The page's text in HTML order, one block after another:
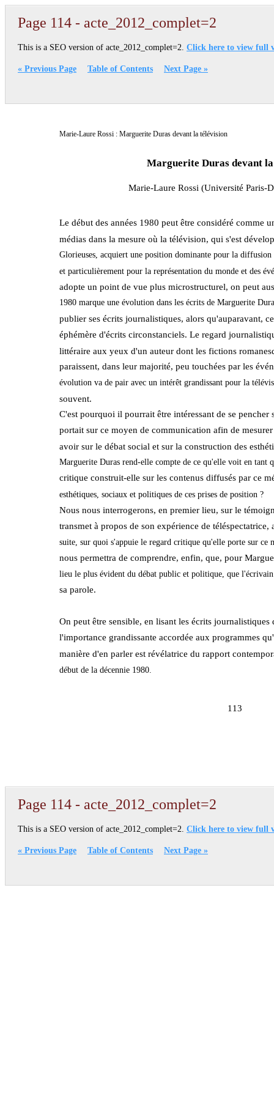
Page 114 - acte_2012_complet=2
This is a SEO version of acte_2012_complet=2. Click here to view full
« Previous Page Table of Contents Next Page »
Page 114 - acte_2012_complet=2
This is a SEO version of acte_2012_complet=2. Click here to view full
« Previous Page Table of Contents Next Page »
Marie-Laure Rossi : Marguerite Duras devant la télévision
113
Marguerite Duras devant
Marie-Laure Rossi (Université Paris-
Le début des années 1980 peut être considéré comme
médias dans la mesure où la télévision, qui s'est
Glorieuses, acquiert une position dominante pour la diffusion
et particulièrement pour la représentation du monde et des
adopte un point de vue plus microstructurel, on peut
1980 marque une évolution dans les écrits de Marguerite
publier ses écrits journalistiques, alors qu'auparavant,
éphémère d'écrits circonstanciels. Le regard
littéraire aux yeux d'un auteur dont les fictions
paraissent, dans leur majorité, peu touchées par les
évolution va de pair avec un intérêt grandissant pour la
souvent.
C'est pourquoi il pourrait être intéressant de se
portait sur ce moyen de communication afin de
avoir sur le débat social et sur la construction des
Marguerite Duras rend-elle compte de ce qu'elle voit en tant
critique construit-elle sur les contenus diffusés par ce
esthétiques, sociaux et politiques de ces prises de position ?
Nous nous interrogerons, en premier lieu, sur le
transmet à propos de son expérience de
suite, sur quoi s'appuie le regard critique qu'elle porte sur ce
nous permettra de comprendre, enfin, que, pour
lieu le plus évident du débat public et politique, que
sa parole.
On peut être sensible, en lisant les écrits journalistiques
l'importance grandissante accordée aux programmes
manière d'en parler est révélatrice du rapport
début de la décennie 1980.